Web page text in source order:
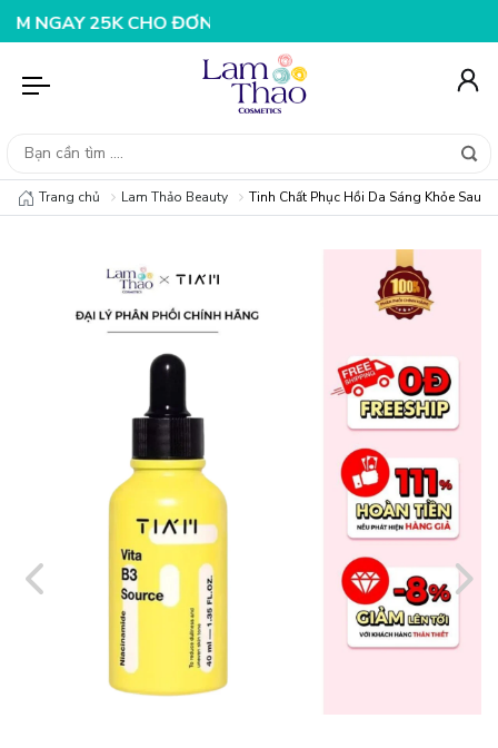
25K CHO ĐƠN HÀNG 99K
Trang chủ Lam Thảo Beauty Tinh Chất Phục Hồi Da Sáng Khỏe Sau